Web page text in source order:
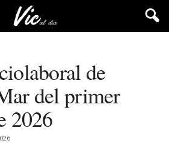
de
del primer
2026